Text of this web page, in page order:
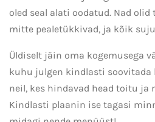
oled seal alati oodatud. Nad
mitte pealetükkivad, ja kõik
Üldiselt jäin oma kogemusega
kuhu julgen kindlasti soovitada
neil, kes hindavad head toitu ja
Kindlasti plaanin ise tagasi